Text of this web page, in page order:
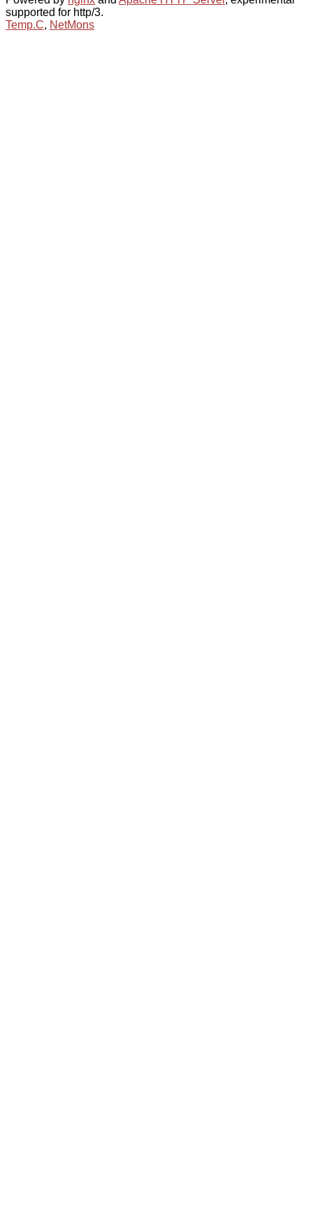
supported for http/3.
Temp.C, NetMons